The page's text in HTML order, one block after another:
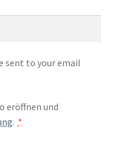
sent to your email
eröffnen und
. *